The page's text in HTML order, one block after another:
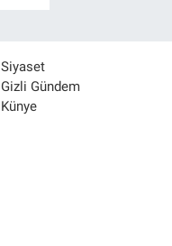
Siyaset
Gizli Gündem
Künye